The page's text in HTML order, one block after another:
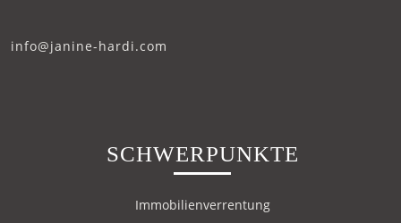
info@janine-hardi.com
SCHWERPUNKTE
Immobilienverrentung